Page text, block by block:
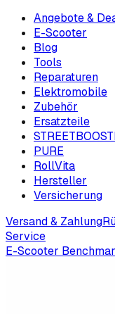
Angebote &
E-Scooter
Blog
Tools
Reparaturen
Elektromobile
Zubehör
Ersatzteile
PURE
RollVita
Hersteller
Versicherung
Versand & Zahlung
Service
E-Scooter